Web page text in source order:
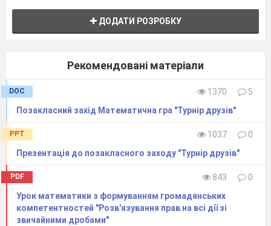
ДОДАТИ РОЗРОБКУ
Рекомендовані матеріали
DOC 1370
5
Позакласний захід Математична гра "Турнір друзів"
PPT 1037
0
Презентація до позакласного заходу "Турнір друзів"
PDF 843
0
Урок математики з формуванням громадянських
компетентностей "Розв'язування прав на всі дії зі
звичайними дробами"